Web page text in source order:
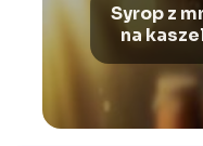
Syrop z
na